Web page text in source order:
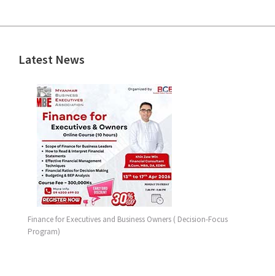
Latest News
Finance for Executives and Business Owners ( Decision-Focus
Program)